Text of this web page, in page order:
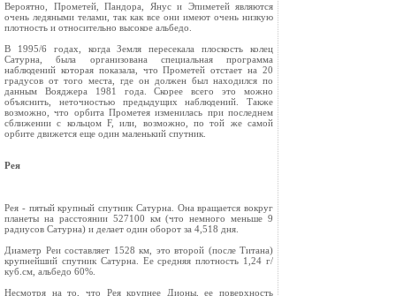
Вероятно, Прометей, Пандора, Янус и Эпиметей являются
очень ледяными телами, так как все они имеют очень низкую
плотность и относительно высокое альбедо.
В 1995/6 годах, когда Земля пересекала плоскость колец
Сатурна, была организована специальная программа
наблюдений которая показала, что Прометей отстает на 20
градусов от того места, где он должен был находился по
данным Вояджера 1981 года. Скорее всего это можно
объяснить, неточностью предыдущих наблюдений. Также
возможно, что орбита Прометея изменилась при последнем
сближении с кольцом F, или, возможно, по той же самой
орбите движется еще один маленький спутник.
Рея
Рея - пятый крупный спутник Сатурна. Она вращается вокруг
планеты на расстоянии 527100 км (что немного меньше 9
радиусов Сатурна) и делает один оборот за 4,518 дня.
Диаметр Реи составляет 1528 км, это второй (после Титана)
крупнейший спутник Сатурна. Ее средняя плотность 1,24 г/
куб.см, альбедо 60%.
Несмотря на то, что Рея крупнее Дионы, ее поверхность